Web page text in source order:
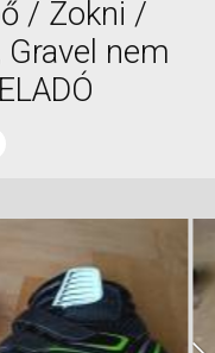
/ Zokni /
nem